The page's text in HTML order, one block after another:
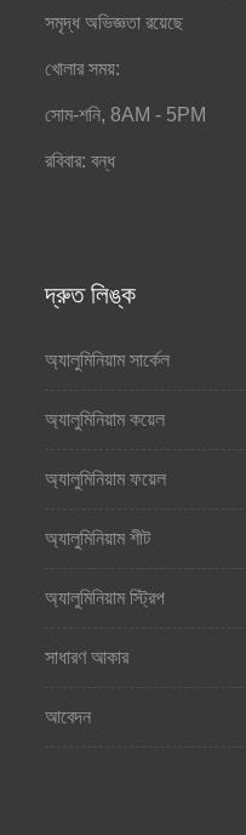
সমৃদ্ধ অভিজ্ঞতা রয়েছে
খোলার সময়:
সোম-শনি, 8AM - 5PM
রবিবার: বন্ধ
দ্রুত লিঙ্ক
অ্যালুমিনিয়াম সার্কেল
অ্যালুমিনিয়াম কয়েল
অ্যালুমিনিয়াম ফয়েল
অ্যালুমিনিয়াম শীট
অ্যালুমিনিয়াম স্ট্রিপ
সাধারণ আকার
আবেদন